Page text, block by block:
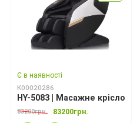
Є в наявності
К00020286
HY-5083 | Масажне крісло
83200грн. 83200грн.